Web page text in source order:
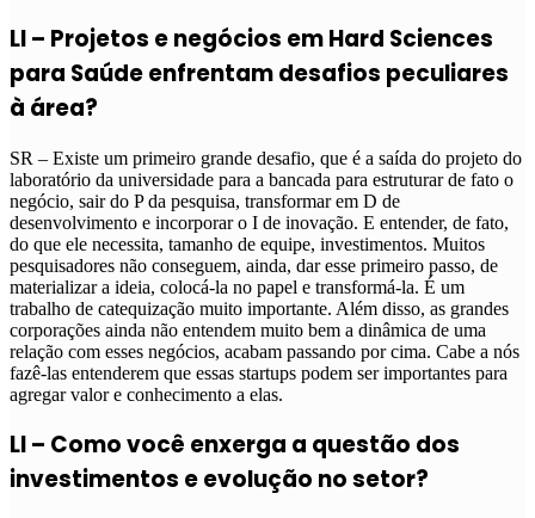
LI – Projetos e negócios em Hard Sciences
para Saúde enfrentam desafios peculiares
à área?
SR – Existe um primeiro grande desafio, que é a saída do projeto do
laboratório da universidade para a bancada para estruturar de fato o
negócio, sair do P da pesquisa, transformar em D de
desenvolvimento e incorporar o I de inovação. E entender, de fato,
do que ele necessita, tamanho de equipe, investimentos. Muitos
pesquisadores não conseguem, ainda, dar esse primeiro passo, de
materializar a ideia, colocá-la no papel e transformá-la. É um
trabalho de catequização muito importante. Além disso, as grandes
corporações ainda não entendem muito bem a dinâmica de uma
relação com esses negócios, acabam passando por cima. Cabe a nós
fazê-las entenderem que essas startups podem ser importantes para
agregar valor e conhecimento a elas.
LI – Como você enxerga a questão dos
investimentos e evolução no setor?